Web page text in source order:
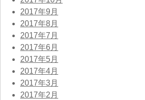
2017年9月
2017年8月
2017年7月
2017年6月
2017年5月
2017年4月
2017年3月
2017年2月